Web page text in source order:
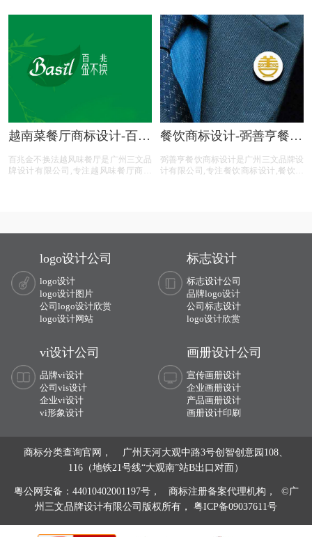
商标设计,设计前期提供专业的商标分
菜商标设计注册服务。
供专业的商标分类,商标注册查询,商标
申请文件等酒业商标设计注册服务。
越南菜餐厅商标设计-百兆
设计公司
百兆金不换法越风味餐厅是广州三文品
牌设计有限公司,专注越风味餐厅商标
餐饮商标设计-弼善亨餐饮
弼善亨餐饮商标设计是广州三文品牌设
计有限公司,专注餐饮商标设计,餐饮行
logo设计公司
logo设计
logo设计图片
公司logo设计欣赏
logo设计网站
标志设计
标志设计公司
品牌logo设计
公司标志设计
logo设计欣赏
vi设计公司
品牌vi设计
公司vis设计
企业vi设计
vi形象设计
画册设计公司
宣传画册设计
企业画册设计
产品画册设计
画册设计印刷
商标分类查询官网， 广州天河大观中路3号创智创意园108、
116（地铁21号线“大观南”站B出口对面）
粤公网安备：44010402001197号，
商标注册备案代理机构， ©广
州三文品牌设计有限公司版权所有， 粤ICP备09037611号